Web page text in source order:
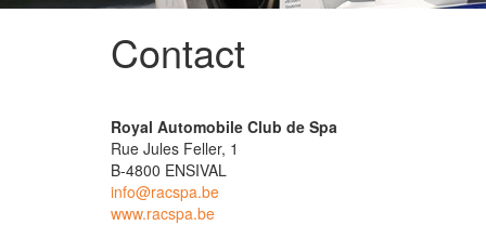
Contact
Royal Automobile Club de Spa
Rue Jules Feller, 1
B-4800 ENSIVAL
info@racspa.be
www.racspa.be